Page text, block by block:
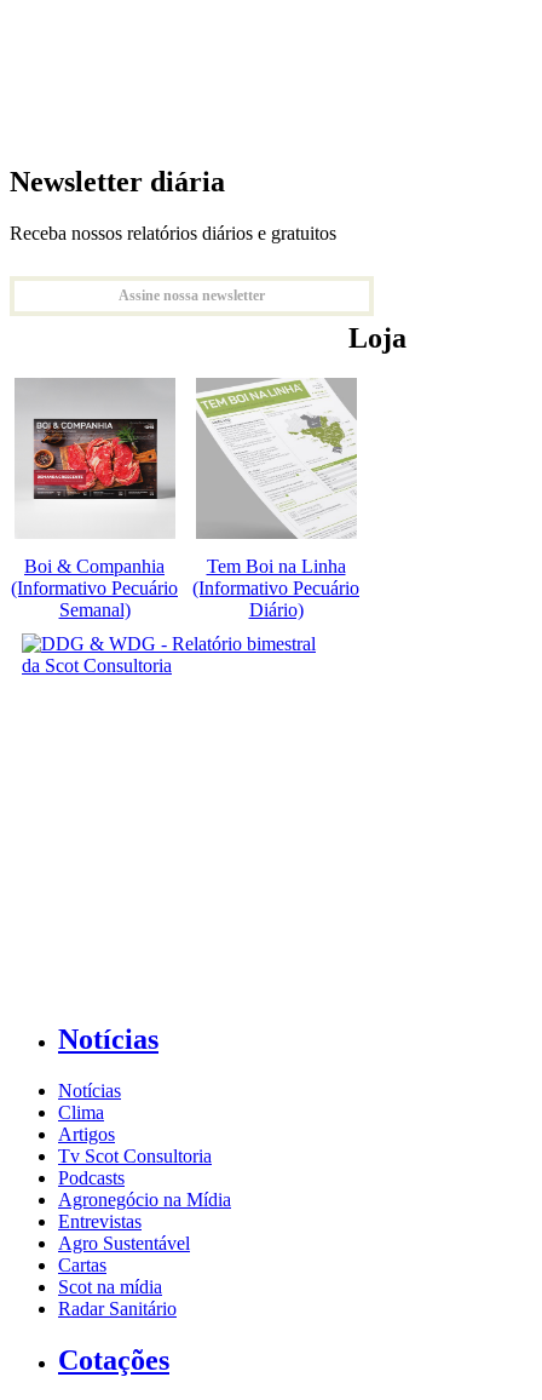
Newsletter diária
Receba nossos relatórios diários e gratuitos
Assine nossa newsletter
Loja
Boi & Companhia
(Informativo Pecuário
Semanal)
Tem Boi na Linha
(Informativo Pecuário
Diário)
Notícias
Notícias
Clima
Artigos
Tv Scot Consultoria
Podcasts
Agronegócio na Mídia
Entrevistas
Agro Sustentável
Cartas
Scot na mídia
Radar Sanitário
Cotações